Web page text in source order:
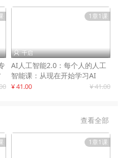
1章1课
 千启
AI人工智能2.0：每个人的人工
智能课：从现在开始学习AI
¥ 41.00 ¥ 41.00
查看全部
1章1课